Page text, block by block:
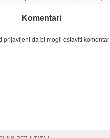
Komentari
prijavljeni da bi mogli ostaviti komentar